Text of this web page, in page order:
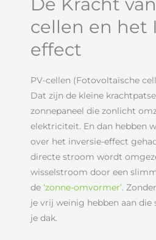
cellen en het
effect
PV-cellen (Fotovoltaïsche
Dat zijn de kleine
zonnepaneel die zonlicht
elektriciteit. En dan hebben
over het inversie-effect
directe stroom wordt
wisselstroom door een
de ‘zonne-omvormer’.
je vrij weinig hebben aan die
je dak.